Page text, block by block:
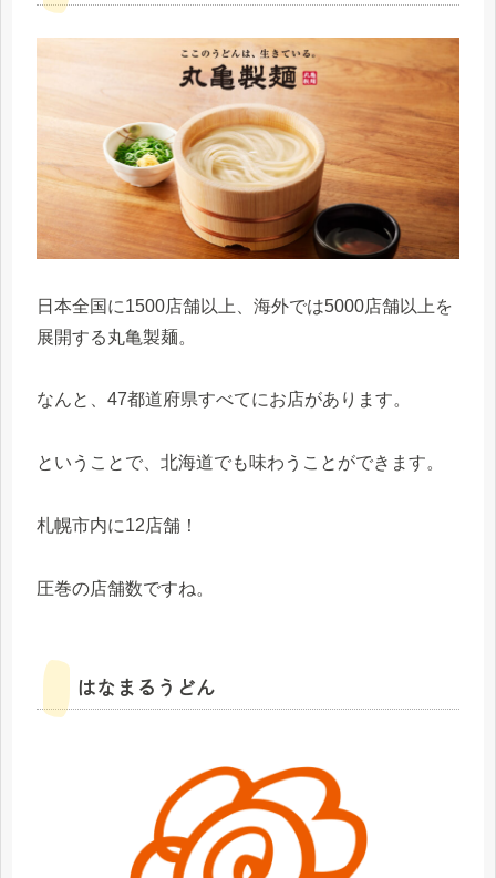
日本全国に1500店舗以上、海外では5000店舗以上を
展開する丸亀製麺。
なんと、47都道府県すべてにお店があります。
ということで、北海道でも味わうことができます。
札幌市内に12店舗！
圧巻の店舗数ですね。
はなまるうどん